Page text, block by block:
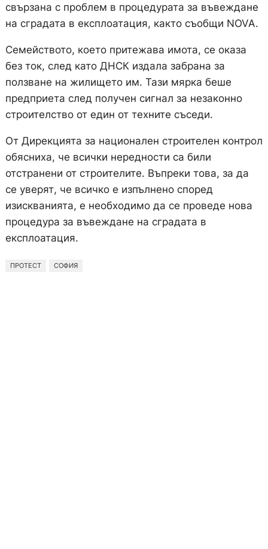
свързана с проблем в процедурата за въвеждане
на сградата в експлоатация, както съобщи NOVA.
Семейството, което притежава имота, се оказа
без ток, след като ДНСК издала забрана за
ползване на жилището им. Тази мярка беше
предприета след получен сигнал за незаконно
строителство от един от техните съседи.
От Дирекцията за национален строителен контрол
обясниха, че всички нередности са били
отстранени от строителите. Въпреки това, за да
се уверят, че всичко е изпълнено според
изискванията, е необходимо да се проведе нова
процедура за въвеждане на сградата в
експлоатация.
ПРОТЕСТ СОФИЯ